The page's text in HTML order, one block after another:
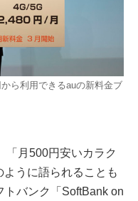
ら利用できるauの新料金ブ
月500円安いカラク
うに語られることも
トバンク「SoftBank on